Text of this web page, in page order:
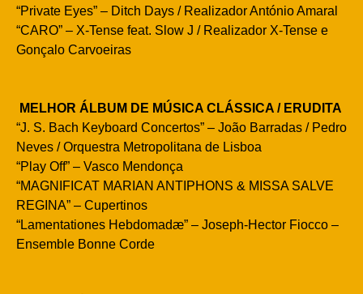
“Private Eyes” – Ditch Days / Realizador António Amaral
“CARO” – X-Tense feat. Slow J / Realizador X-Tense e
Gonçalo Carvoeiras
MELHOR ÁLBUM DE MÚSICA CLÁSSICA / ERUDITA
“J. S. Bach Keyboard Concertos” – João Barradas / Pedro
Neves / Orquestra Metropolitana de Lisboa
“Play Off” – Vasco Mendonça
“MAGNIFICAT MARIAN ANTIPHONS & MISSA SALVE
REGINA” – Cupertinos
“Lamentationes Hebdomadæ” – Joseph-Hector Fiocco –
Ensemble Bonne Corde